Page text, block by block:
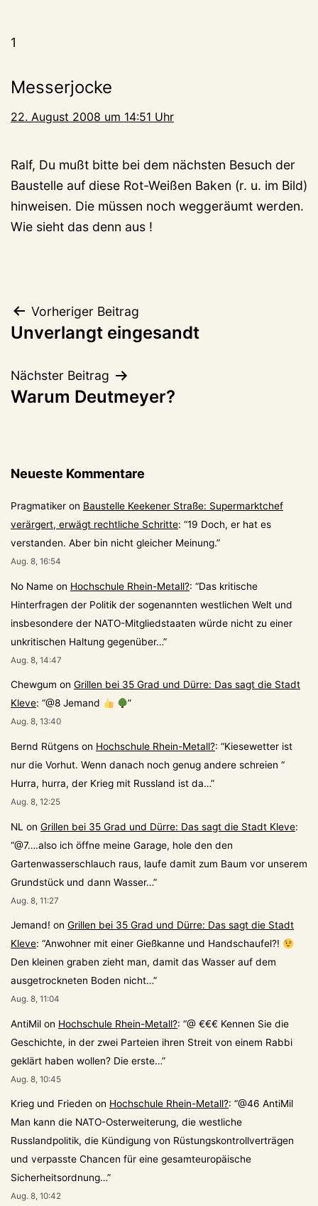
1
Messerjocke
22. August 2008 um 14:51 Uhr
Ralf, Du mußt bitte bei dem nächsten Besuch der
Baustelle auf diese Rot-Weißen Baken (r. u. im Bild)
hinweisen. Die müssen noch weggeräumt werden.
Wie sieht das denn aus !
Beitragsnavigation
Vorheriger Beitrag
Unverlangt eingesandt
Nächster Beitrag
Warum Deutmeyer?
Neueste Kommentare
Pragmatiker on Baustelle Keekener Straße: Supermarktchef
verärgert, erwägt rechtliche Schritte: “19 Doch, er hat es
verstanden. Aber bin nicht gleicher Meinung.”
Aug. 8, 16:54
No Name on Hochschule Rhein-Metall?: “Das kritische
Hinterfragen der Politik der sogenannten westlichen Welt und
insbesondere der NATO-Mitgliedstaaten würde nicht zu einer
unkritischen Haltung gegenüber…”
Aug. 8, 14:47
Chewgum on Grillen bei 35 Grad und Dürre: Das sagt die Stadt
Kleve: “@8 Jemand ”
Aug. 8, 13:40
Bernd Rütgens on Hochschule Rhein-Metall?: “Kiesewetter ist
nur die Vorhut. Wenn danach noch genug andere schreien “
Hurra, hurra, der Krieg mit Russland ist da…”
Aug. 8, 12:25
NL on Grillen bei 35 Grad und Dürre: Das sagt die Stadt Kleve:
“@7….also ich öffne meine Garage, hole den den
Gartenwasserschlauch raus, laufe damit zum Baum vor unserem
Grundstück und dann Wasser…”
Aug. 8, 11:27
Jemand! on Grillen bei 35 Grad und Dürre: Das sagt die Stadt
Kleve: “Anwohner mit einer Gießkanne und Handschaufel?!
Den kleinen graben zieht man, damit das Wasser auf dem
ausgetrockneten Boden nicht…”
Aug. 8, 11:04
AntiMil on Hochschule Rhein-Metall?: “@ €€€ Kennen Sie die
Geschichte, in der zwei Parteien ihren Streit von einem Rabbi
geklärt haben wollen? Die erste…”
Aug. 8, 10:45
Krieg und Frieden on Hochschule Rhein-Metall?: “@46 AntiMil
Man kann die NATO-Osterweiterung, die westliche
Russlandpolitik, die Kündigung von Rüstungskontrollverträgen
und verpasste Chancen für eine gesamteuropäische
Sicherheitsordnung…”
Aug. 8, 10:42